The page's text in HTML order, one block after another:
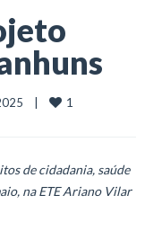
|
1
de cidadania, saúde
na ETE Ariano Vilar